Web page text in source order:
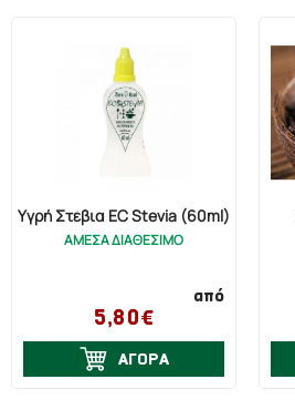
Υγρή Στέβια EC Stevia (60ml)
ΑΜΕΣΑ ΔΙΑΘΕΣΙΜΟ
από
5,80€
ΑΓΟΡΑ